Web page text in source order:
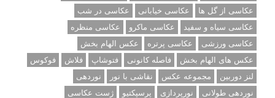
عکاسی از گل ها
عکاسی خیابانی
عکاسی در شب
عکاسی سیاه و سفید
عکاسی ماکرو
عکاسی منظره
عکاسی ورزشی
عکاسی پرتره
عکس الهام بخش
عکس های الهام بخش
فاصله کانونی فتوشاپ فلاش
فوکوس
لنز دوربین
مجموعه عکس نقاشی با نور
نوردهی
نوردهی طولانی
نورپردازی پرسپکتیو ژست عکاسی